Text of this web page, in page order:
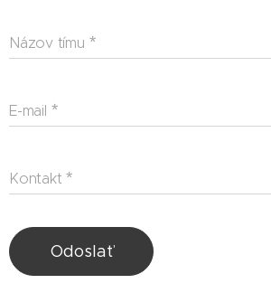
Názov tímu
E-mail
Kontakt
Odoslať